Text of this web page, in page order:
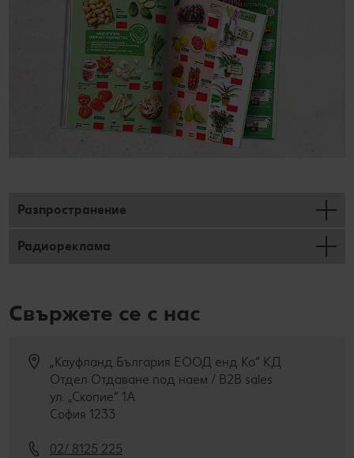
Разпространение
Радиореклама
Свържете се с нас
„Кауфланд България ЕООД енд Ко“ КД
Отдел Отдаване под наем / B2B sales
ул. „Скопие“ 1А
София 1233
02/ 8125 225